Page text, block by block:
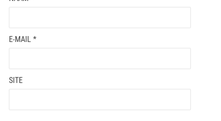
E-MAIL *
SITE